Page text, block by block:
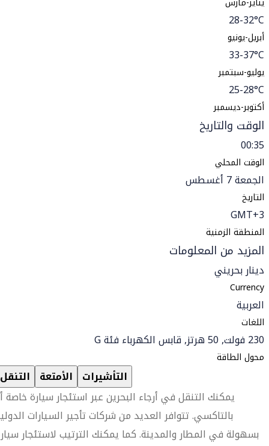
28-32°C
أبريل-يونيو
33-37°C
يوليو-سبتمبر
25-28°C
أكتوبر-ديسمبر
الوقت والتاريخ
00:35
الوقت المحلي
الجمعة 7 أغسطس
التاريخ
GMT+3
المنطقة الزمنية
المزيد من المعلومات
دينار بحريني
Currency
العربية
اللغات
230 فولت, 50 هرتز, قابس الكهرباء فئة G
محول الطاقة
التنقل الأمتعة التأشيرات
يمكنك التنقل في أرجاء البحرين عبر استئجار سيارة خاصة
بالتاكسي. تتوافر العديد من شركات تأجير السيارات
بسهولة في المطار والمدينة. كما يمكنك الترتيب لاستئجار